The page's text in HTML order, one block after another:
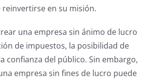
reinvertirse en su misión.
una empresa sin ánimo de lucro
de impuestos, la posibilidad de
confianza del público. Sin embargo,
empresa sin fines de lucro puede